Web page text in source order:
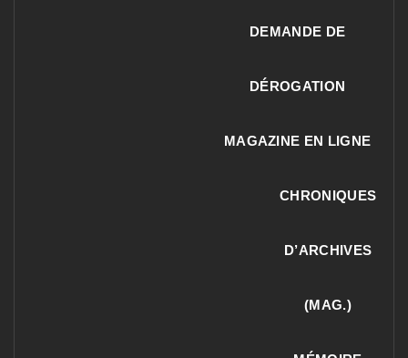
DEMANDE DE
DÉROGATION
MAGAZINE EN LIGNE
CHRONIQUES
D’ARCHIVES
(MAG.)